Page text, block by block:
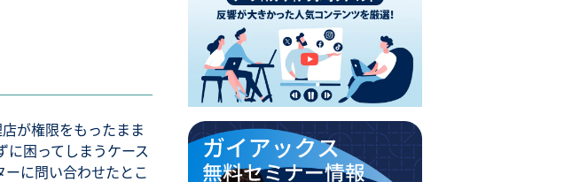
が権限をもったまま
に困ってしまうケース
に問い合わせたとこ